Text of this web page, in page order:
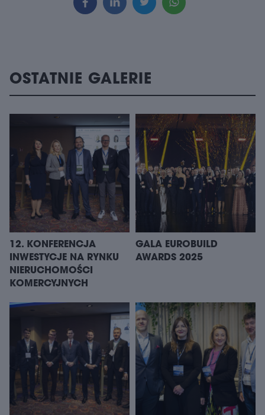
OSTATNIE GALERIE
12. KONFERENCJA
INWESTYCJE NA RYNKU
NIERUCHOMOŚCI
KOMERCYJNYCH
GALA EUROBUILD
AWARDS 2025